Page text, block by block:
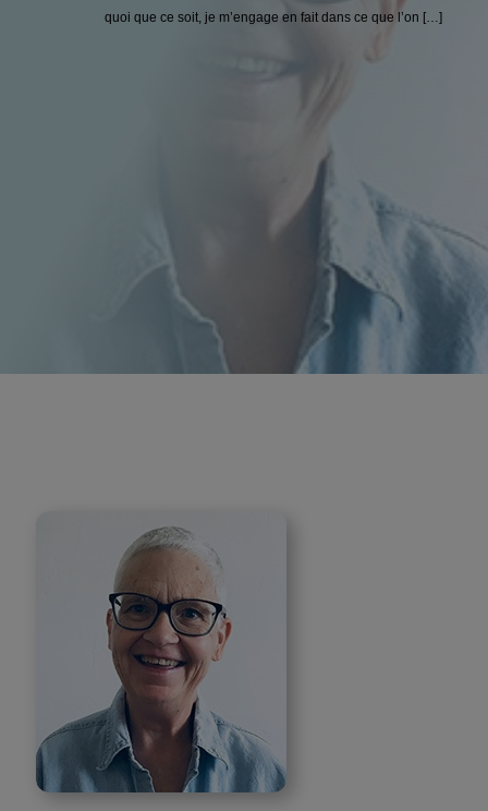
quoi que ce soit, je m’engage en fait dans ce que l’on […]